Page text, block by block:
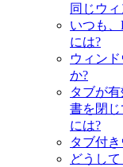
同じウ
いつも、
には?
ウィン
か?
タブが
書を閉じ
には?
タブ付
どうし